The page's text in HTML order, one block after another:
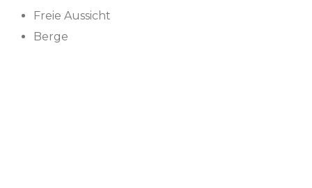
Freie Aussicht
Berge